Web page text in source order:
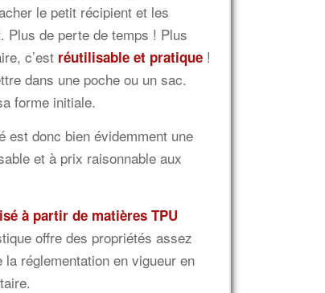
le petit récipient et les
Plus de perte de temps ! Plus
c’est réutilisable et pratique !
dans une poche ou un sac.
forme initiale.
est donc bien évidemment une
et à prix raisonnable aux
à partir de matières TPU
offre des propriétés assez
réglementation en vigueur en